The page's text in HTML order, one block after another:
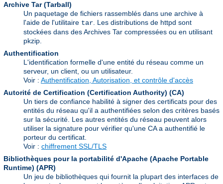
Archive Tar (Tarball)
Un paquetage de fichiers rassemblés dans une archive à
l'aide de l'utilitaire tar . Les distributions de httpd sont
stockées dans des Archives Tar compressées ou en utilisant
pkzip.
Authentification
L'identification formelle d'une entité du réseau comme un
serveur, un client, ou un utilisateur.
Voir : Authentification, Autorisation, et contrôle d'accès
Autorité de Certification (Certification Authority) (CA)
Un tiers de confiance habilité à signer des certificats pour des
entités du réseau qu'il a authentifiées selon des critères basés
sur la sécurité. Les autres entités du réseau peuvent alors
utiliser la signature pour vérifier qu'une CA a authentifié le
porteur du certificat.
Voir : chiffrement SSL/TLS
Bibliothèques pour la portabilité d'Apache (Apache Portable
Runtime) (APR)
Un jeu de bibliothèques qui fournit la plupart des interfaces de